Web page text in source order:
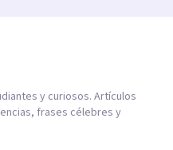
y curiosos. Artículos
frases célebres y